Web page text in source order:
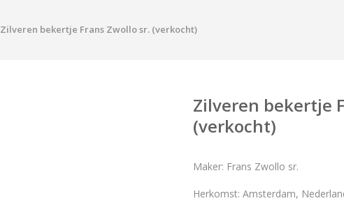
Zilveren bekertje Frans Zwollo sr. (verkocht)
Zilveren bekertje
(verkocht)
Maker: Frans Zwollo sr.
Herkomst: Amsterdam,